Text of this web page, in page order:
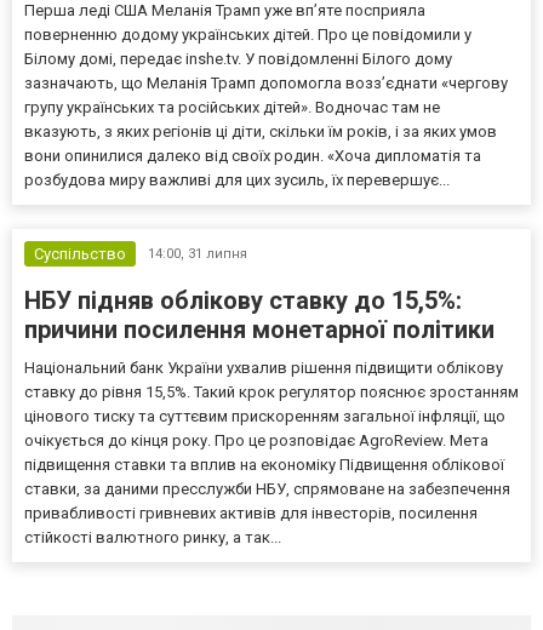
Перша леді США Меланія Трамп уже впʼяте посприяла
поверненню додому українських дітей. Про це повідомили у
Білому домі, передає inshe.tv. У повідомленні Білого дому
зазначають, що Меланія Трамп допомогла возз’єднати «чергову
групу українських та російських дітей». Водночас там не
вказують, з яких регіонів ці діти, скільки їм років, і за яких умов
вони опинилися далеко від своїх родин. «Хоча дипломатія та
розбудова миру важливі для цих зусиль, їх перевершує...
Суспільство 14:00, 31 липня
НБУ підняв облікову ставку до 15,5%:
причини посилення монетарної політики
Національний банк України ухвалив рішення підвищити облікову
ставку до рівня 15,5%. Такий крок регулятор пояснює зростанням
цінового тиску та суттєвим прискоренням загальної інфляції, що
очікується до кінця року. Про це розповідає AgroReview. Мета
підвищення ставки та вплив на економіку Підвищення облікової
ставки, за даними пресслужби НБУ, спрямоване на забезпечення
привабливості гривневих активів для інвесторів, посилення
стійкості валютного ринку, а так...